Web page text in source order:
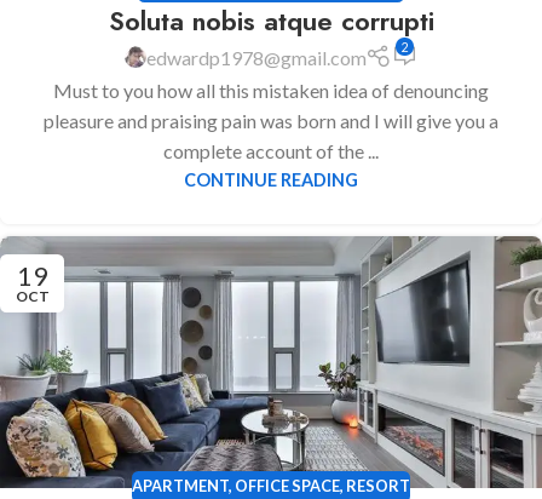
Soluta nobis atque corrupti
edwardp1978@gmail.com 2
Must to you how all this mistaken idea of denouncing
pleasure and praising pain was born and I will give you a
complete account of the ...
CONTINUE READING
19
OCT
APARTMENT, OFFICE SPACE, RESORT